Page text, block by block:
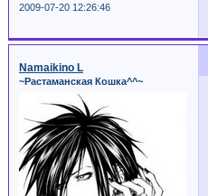
2009-07-20 12:26:46
Namaikino L
~Растаманская Кошка^^~